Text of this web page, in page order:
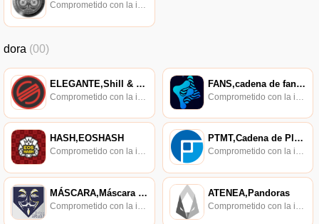
Comprometido con la investigación de políticas en los campos de las nuevas finanzas, las finanzas internacionales y los mercados financieros.
dora (00)
ELEGANTE,Shill & Win FANS,cadena de fans,token de FANS
HASH,EOSHASH
Comprometido con la investigación de políticas en los campos de las nuevas finanzas, las finanzas internacionales y los mercados financieros.
PTMT,Cadena de Platino,Platment
Comprometido con la investigación de políticas en los campos de las nuevas finanzas, las finanzas internacionales y los mercados financieros.
MÁSCARA,Máscara Dorada,Máscara Dorada
Comprometido con la investigación de políticas en los campos de las nuevas finanzas, las finanzas internacionales y los mercados financieros.
ATENEA,Pandoras
Comprometido con la investigación de políticas en los campos de las nuevas finanzas, las finanzas internacionales y los mercados financieros.